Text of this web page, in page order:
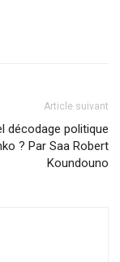
Article suivant
décodage politique
? Par Saa Robert
Koundouno